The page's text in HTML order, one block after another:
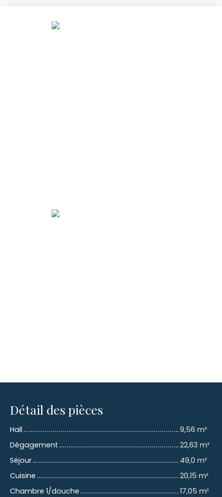
Détail des pièces
Hall
9,56 m²
Dégagement
22,63 m²
Séjour
49,0 m²
Cuisine
20,15 m²
Chambre 1/douche
17,05 m²